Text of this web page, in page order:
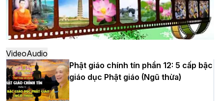
Hà Nội: Ngày tu học cuối cùng khép lại
khóa sinh hoạt Phật pháp mùa hè lần
thứ XIV tại chùa Bằng
Học yêu thương trong ngày tu tập thứ
tư của Khóa sinh hoạt Phật pháp mùa
VideoAudio
Phật giáo chính tín phần 12: 5 cấp bậc
giáo dục Phật giáo (Ngũ thừa)